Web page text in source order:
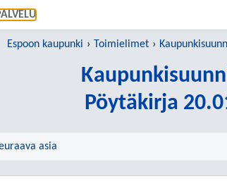
Espoon kaupunki Toimielimet
Pöytäkirja
asia